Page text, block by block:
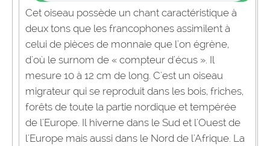
Cet oiseau possède un chant caractéristique à
deux tons que les francophones assimilent à
celui de pièces de monnaie que l'on égrène,
d'où le surnom de « compteur d'écus ». Il
mesure 10 à 12 cm de long. C'est un oiseau
migrateur qui se reproduit dans les bois, friches,
forêts de toute la partie nordique et tempérée
de l'Europe. Il hiverne dans le Sud et l'Ouest de
l'Europe mais aussi dans le Nord de l'Afrique. La